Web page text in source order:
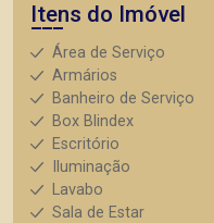
Itens do Imóvel
Área de Serviço
Armários
Banheiro de Serviço
Box Blindex
Escritório
Iluminação
Lavabo
Sala de Estar